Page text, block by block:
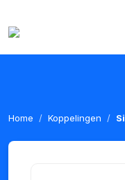
Home Koppelingen